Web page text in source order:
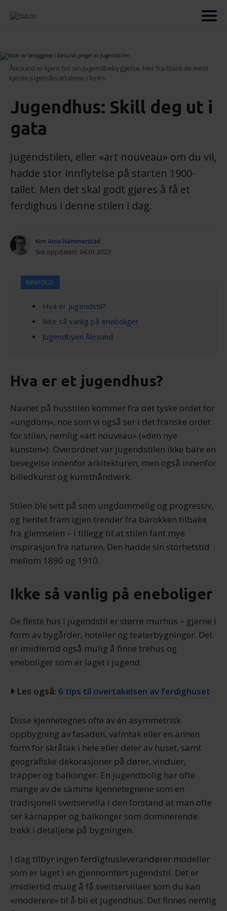
Ålesund er kjent for sin jugendbebyggelse. Her fra blant de mest
kjente jugendkvartalene i byen.
Jugendhus: Skill deg ut i
gata
Jugendstilen, eller «art nouveau» om du vil,
hadde stor innflytelse på starten 1900-
tallet. Men det skal godt gjøres å få et
ferdighus i denne stilen i dag.
Kim Arne Hammerstad
Sist oppdatert: 04.01.2023
INNHOLD:
Hva er jugendstil?
Ikke så vanlig på eneboliger
Jugendbyen Ålesund
Hva er et jugendhus?
Navnet på husstilen kommer fra det tyske ordet for
«ungdom», noe som vi også ser i det franske ordet
for stilen, nemlig «art nouveau» («den nye
kunsten»). Overordnet var jugendstilen ikke bare en
bevegelse innenfor arkitekturen, men også innenfor
billedkunst og kunsthåndverk.
Stilen ble sett på som ungdommelig og progressiv,
og hentet fram igjen trender fra barokken tilbake
fra glemselen – i tillegg til at stilen fant mye
inspirasjon fra naturen. Den hadde sin storhetstid
mellom 1890 og 1910.
Ikke så vanlig på eneboliger
De fleste hus i jugendstil er større murhus – gjerne i
form av bygårder, hoteller og teaterbygninger. Det
er imidlertid også mulig å finne trehus og
eneboliger som er laget i jugend.
Les også: 6 tips til overtakelsen av ferdighuset
Disse kjennetegnes ofte av en asymmetrisk
oppbygning av fasaden, valmtak eller en annen
form for skråtak i hele eller deler av huset, samt
geografiske dekorasjoner på dører, vinduer,
trapper og balkonger. En jugendbolig har ofte
mange av de samme kjennetegnene som en
tradisjonell sveitservilla i den forstand at man ofte
ser karnapper og balkonger som dominerende
trekk i detaljene på bygningen.
I dag tilbyr ingen ferdighusleverandører modeller
som er laget i en gjennomført jugendstil. Det er
imidlertid mulig å få sveitservillaer som du kan
«moderere» til å bli et jugendhus. Det finnes nemlig